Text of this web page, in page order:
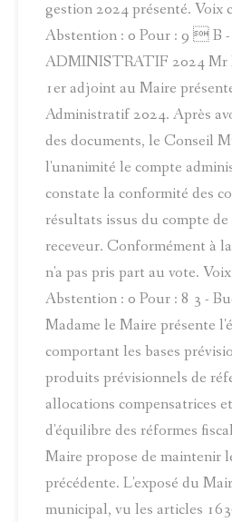
gestion 2024 présenté. Voix
Abstention : 0 Pour : 9  B
ADMINISTRATIF 2024 Mr
1er adjoint au Maire
Administratif 2024. Après
des documents, le Conseil
l'unanimité le compte
constate la conformité des
résultats issus du compte
receveur. Conformément à
n'a pas pris part au vote.
Abstention : 0 Pour : 8 3 -
Madame le Maire présente
comportant les bases
produits prévisionnels de
allocations compensatrices
d'équilibre des réformes
Maire propose de maintenir
précédente. L'exposé du
municipal, vu les articles